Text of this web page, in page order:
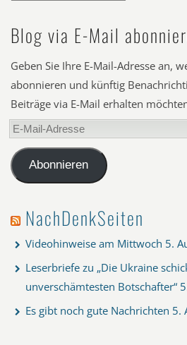
Blog via E-Mail
Geben Sie Ihre E-Mail-Adresse an,
abonnieren und künftig
Beiträge via E-Mail erhalten
E-
Mail-
AdresseAbonnieren
NachDenkSeiten
Videohinweise am Mittwoch 5.
Leserbriefe zu „Die Ukraine
unverschämtesten Botschafter“
Es gibt noch gute Nachrichten 5.